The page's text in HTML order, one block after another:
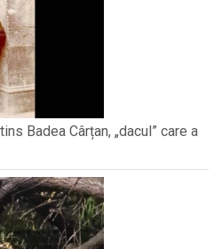
Badea Cârțan, „dacul” care a